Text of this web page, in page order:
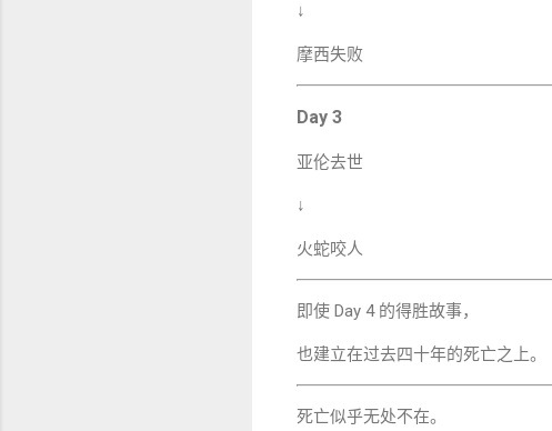
↓
摩西失败
Day 3
亚伦去世
↓
火蛇咬人
即使 Day 4 的得胜故事，
也建立在过去四十年的死亡之上。
死亡似乎无处不在。